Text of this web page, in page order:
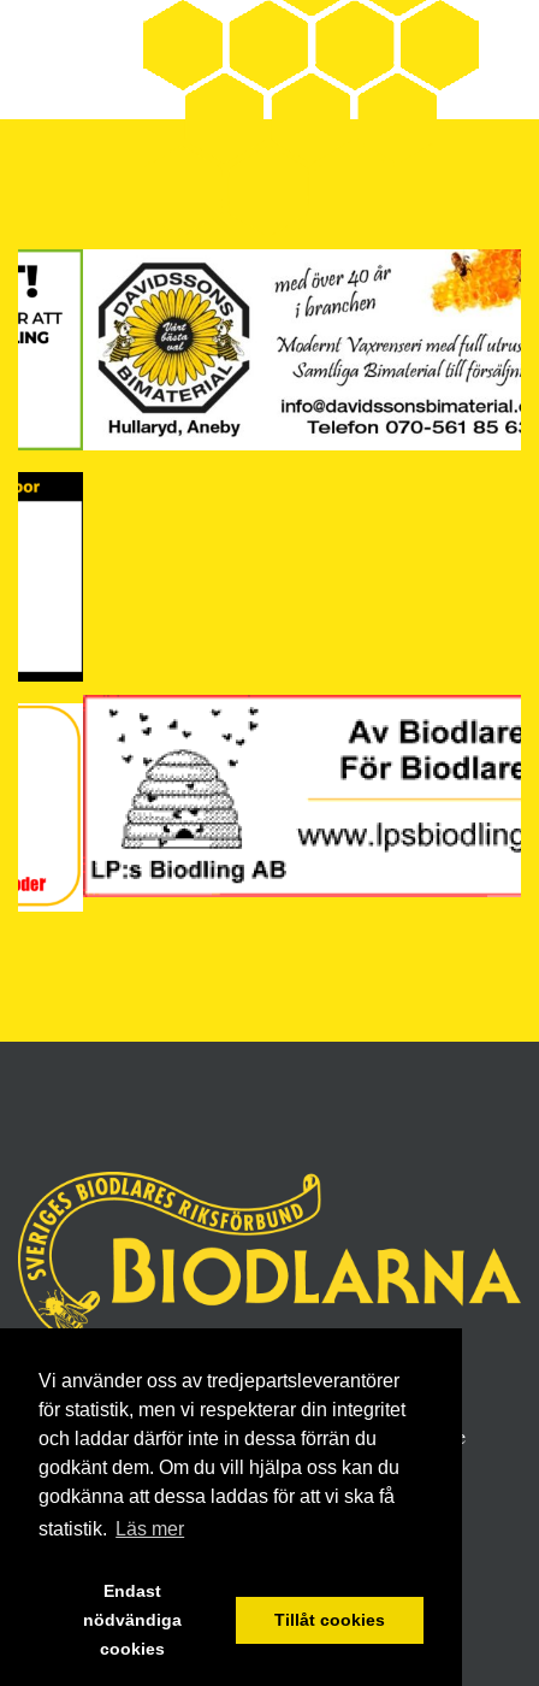
Vi använder oss av tredjepartsleverantörer
för statistik, men vi respekterar din integritet
och laddar därför inte in dessa förrän du
godkänt dem. Om du vill hjälpa oss kan du
godkänna att dessa laddas för att vi ska få
statistik.
Läs mer
Endast
nödvändiga
cookies
Tillåt cookies
Sveriges Biodlares Riksförbund
Borgmästaregatan 26, 596 34 Skänninge
Telefon 0142- 48 20 00, E-post: info@biodlarna.se
Köpvillkor för medlemskap